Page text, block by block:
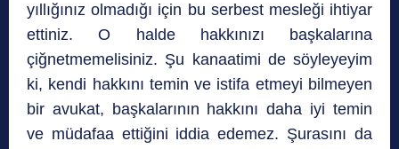
yıllığınız olmadığı için bu serbest mesleği ihtiyar
ettiniz. O halde hakkınızı başkalarına
çiğnetmemelisiniz. Şu kanaatimi de söyleyeyim
ki, kendi hakkını temin ve istifa etmeyi bilmeyen
bir avukat, başkalarının hakkını daha iyi temin
ve müdafaa ettiğini iddia edemez. Şurasını da